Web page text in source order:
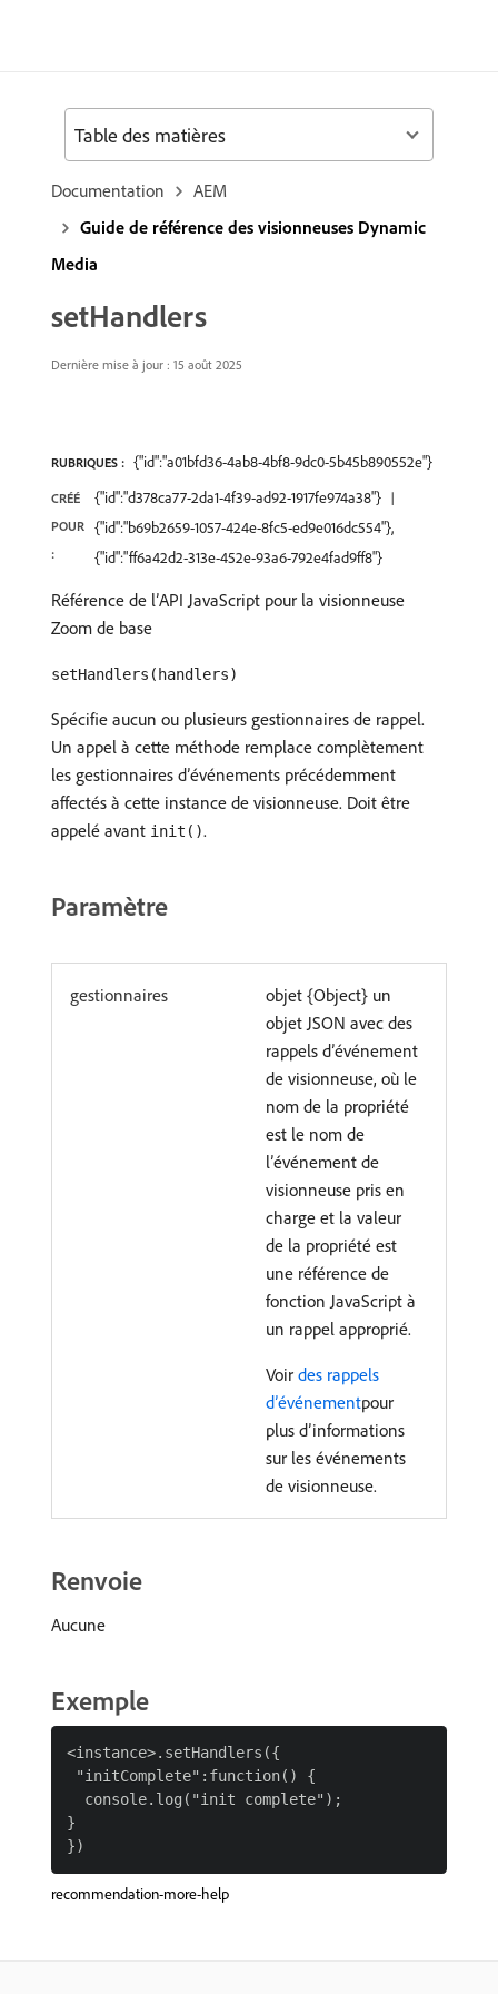
Documentation
AEM
Guide de référence des visionneuses Dynamic
Media
setHandlers
Dernière mise à jour : 15 août 2025
RUBRIQUES : {"id":"a01bfd36-4ab8-4bf8-9dc0-5b45b890552e"}
CRÉÉ
POUR
:
{"id":"d378ca77-2da1-4f39-ad92-1917fe974a38"}
{"id":"b69b2659-1057-424e-8fc5-ed9e016dc554"},
{"id":"ff6a42d2-313e-452e-93a6-792e4fad9ff8"}
Référence de l’API JavaScript pour la visionneuse
Zoom de base
setHandlers(handlers)
Spécifie aucun ou plusieurs gestionnaires de rappel.
Un appel à cette méthode remplace complètement
les gestionnaires d’événements précédemment
affectés à cette instance de visionneuse. Doit être
appelé avant init().
Paramètre
gestionnaires
objet {Object} un
objet JSON avec des
rappels d’événement
de visionneuse, où le
nom de la propriété
est le nom de
l’événement de
visionneuse pris en
charge et la valeur
de la propriété est
une référence de
fonction JavaScript à
un rappel approprié.
Voir des rappels
d’événementpour
plus d’informations
sur les événements
de visionneuse.
Renvoie
Aucune
Exemple
<instance>.setHandlers({
"initComplete":function() {
  console.log("init complete");
}
recommendation-more-help
Table des matières